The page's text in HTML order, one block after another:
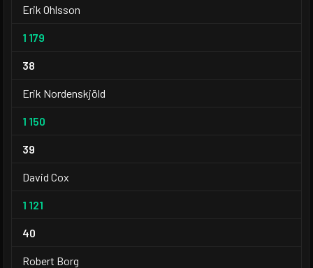
Erik Ohlsson
1 179
38
Erik Nordenskjöld
1 150
39
David Cox
1 121
40
Robert Borg